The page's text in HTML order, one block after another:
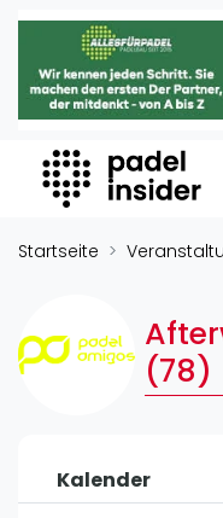
Padel Insider
Home
Organisationen
Buchungssysteme
Padel-Shops
Verschiedenes
International
Startseite
(78)
Kalender